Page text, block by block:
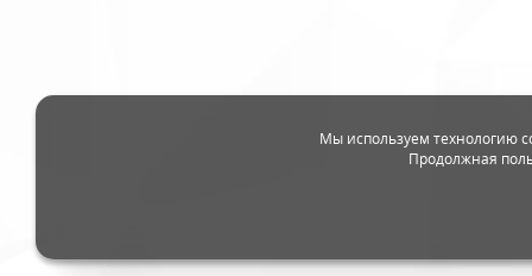
Мы используем технологию
Продолжная